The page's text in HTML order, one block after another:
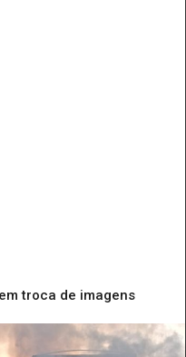
troca de imagens